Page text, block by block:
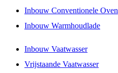
Inbouw Conventionele Oven
Inbouw Warmhoudlade
Inbouw Vaatwasser
Vrijstaande Vaatwasser